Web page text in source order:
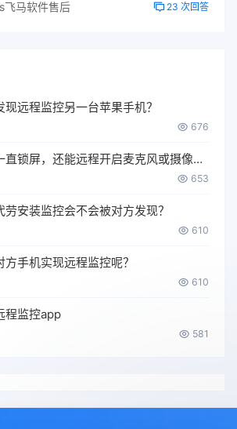
飞马软件售后 23 次回答
远程监控另一台苹果手机？
676
锁屏，还能远程开启麦克风或摄像头吗？
653
安装监控会不会被对方发现？
610
手机实现远程监控呢？
610
程监控app
581